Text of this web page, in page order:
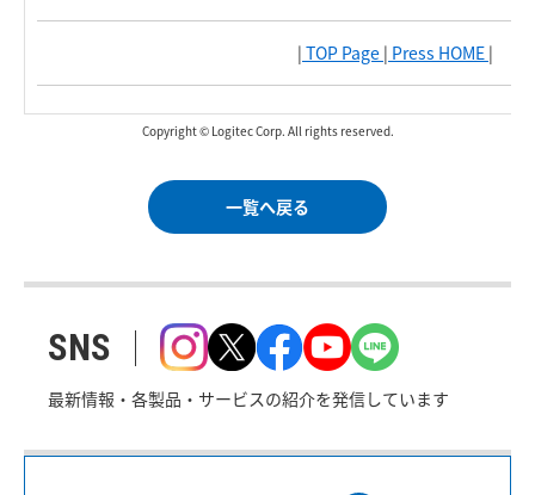
| TOP Page | Press HOME |
Copyright © Logitec Corp. All rights reserved.
一覧へ戻る
SNS
最新情報・各製品・サービスの紹介を発信しています